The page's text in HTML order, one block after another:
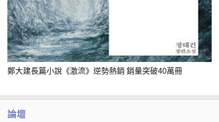
鄭大建長篇小說《激流》逆勢熱銷 銷量突破40萬冊
論壇